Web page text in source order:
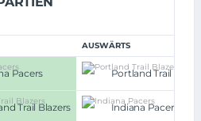
AUSWÄRTS
Pacers Portland Trail
Trail Blazers Indiana Pacers